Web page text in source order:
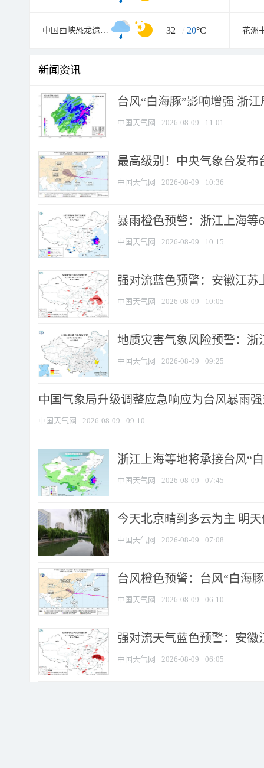
中国西峡恐龙遗迹园 32 / 20°C 花洲
新闻资讯
台风“白海豚”影响增强 浙
中国天气网 2026-08-09 11:01
最高级别！中央气象台发布
中国天气网 2026-08-09 10:36
暴雨橙色预警：浙江上海等
中国天气网 2026-08-09 10:15
强对流蓝色预警：安徽江苏
中国天气网 2026-08-09 10:05
地质灾害气象风险预警：浙
中国天气网 2026-08-09 09:25
中国气象局升级调整应急响应为台风暴雨
中国天气网 2026-08-09 09:10
浙江上海等地将承接台风“
中国天气网 2026-08-09 07:45
今天北京晴到多云为主 明
中国天气网 2026-08-09 07:08
台风橙色预警：台风“白海
中国天气网 2026-08-09 06:10
强对流天气蓝色预警：安徽
中国天气网 2026-08-09 06:05